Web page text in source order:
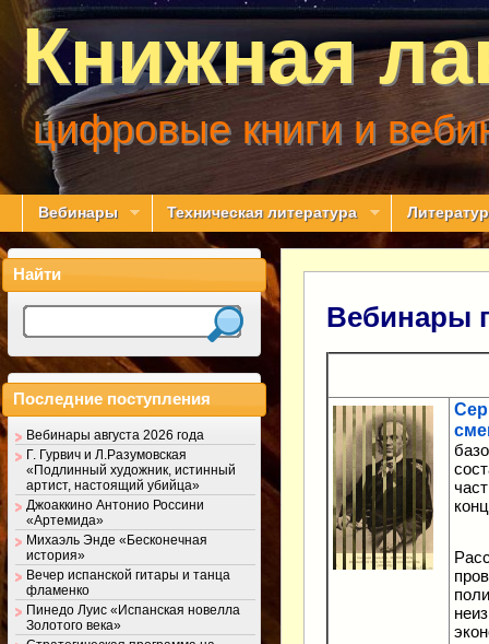
Книжная
цифровые книги и
Вебинары Техническая литература
Вебинары
Найти
Последние поступления
Вебинары августа 2026 года
Г. Гурвич и Л.Разумовская
«Подлинный художник, истинный
артист, настоящий убийца»
Джоаккино Антонио Россини
«Артемида»
Михаэль Энде «Бесконечная
история»
Вечер испанской гитары и танца
фламенко
Пинедо Луис «Испанская новелла
Золотого века»